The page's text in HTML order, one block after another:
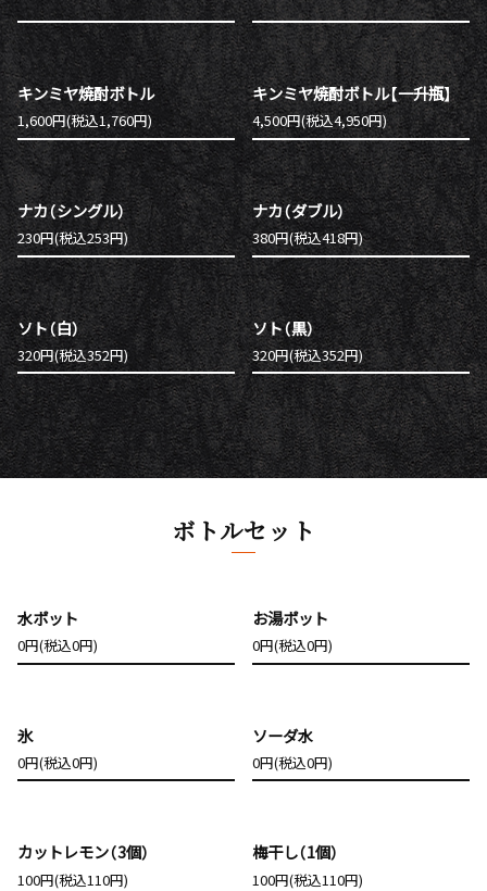
キンミヤ焼酎ボトル
1,600円(税込1,760円)
キンミヤ焼酎ボトル【一升瓶】
4,500円(税込4,950円)
ナカ（シングル）
230円(税込253円)
ナカ（ダブル）
380円(税込418円)
ソト（白）
320円(税込352円)
ソト（黒）
320円(税込352円)
ボトルセット
水ポット
0円(税込0円)
お湯ポット
0円(税込0円)
氷
0円(税込0円)
ソーダ水
0円(税込0円)
カットレモン（3個）
100円(税込110円)
梅干し（1個）
100円(税込110円)